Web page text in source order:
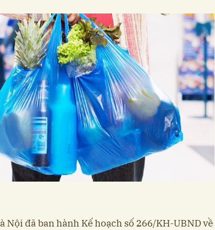
Nội đã ban hành Kế hoạch số 266/KH-UBND về